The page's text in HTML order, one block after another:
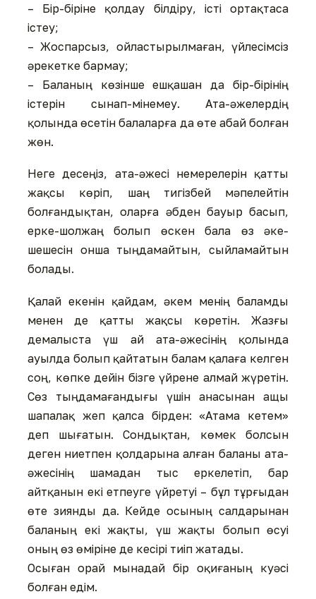
– Бір-біріне қолдау білдіру, істі ортақтаса
істеу;
– Жоспарсыз, ойластырылмаған, үйлесімсіз
әрекетке бармау;
– Баланың көзінше ешқашан да бір-бірінің
істерін сынап-мінемеу. Ата-әжелердің
қолында өсетін балаларға да өте абай болған
жөн.
Неге десеңіз, ата-әжесі немерелерін қатты
жақсы көріп, шаң тигізбей мәпелейтін
болғандықтан, оларға әбден бауыр басып,
ерке-шолжаң болып өскен бала өз әке-
шешесін онша тыңдамайтын, сыйламайтын
болады.
Қалай екенін қайдам, әкем менің баламды
менен де қатты жақсы көретін. Жазғы
демалыста үш ай ата-әжесінің қолында
ауылда болып қайтатын балам қалаға келген
соң, көпке дейін бізге үйрене алмай жүретін.
Сөз тыңдамағандығы үшін анасынан ащы
шапалақ жеп қалса бірден: «Атама кетем»
деп шығатын. Сондықтан, көмек болсын
деген ниетпен қолдарына алған баланы ата-
әжесінің шамадан тыс еркелетіп, бар
айтқанын екі етпеуге үйретуі – бұл тұрғыдан
өте зиянды да. Кейде осының салдарынан
баланың екі жақты, үш жақты болып өсуі
оның өз өміріне де кесірі тиіп жатады.
Осыған орай мынадай бір оқиғаның куәсі
болған едім.